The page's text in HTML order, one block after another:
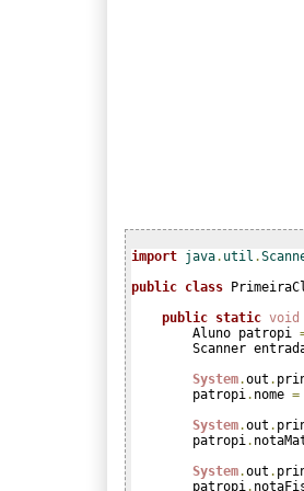
import java. util .
public class
public static void
        Aluno patropi
Scanner
System.out .
        patropi
. nome =
System.out .
        patropi
.
System.out .
        patropi
.